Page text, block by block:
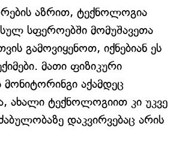
აზრით, ტექნოლოგია
სფეროებში მომუშავეთა
გამოვიყენოთ, იქნებიან ეს
მათი ფიზიკური
აქამდეც
ახალი ტექნოლოგიით კი უკვე
დაკვირვებაც არის